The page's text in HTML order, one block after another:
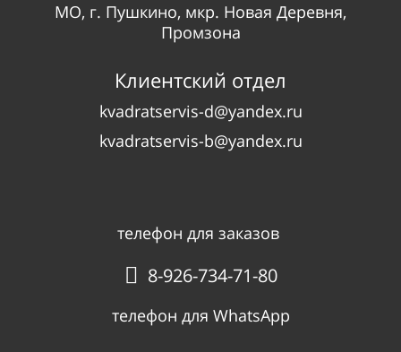
МО, г. Пушкино, мкр. Новая Деревня,
Промзона
Клиентский отдел
kvadratservis-d@yandex.ru
kvadratservis-b@yandex.ru
телефон для заказов
8-926-734-71-80
телефон для WhatsApp